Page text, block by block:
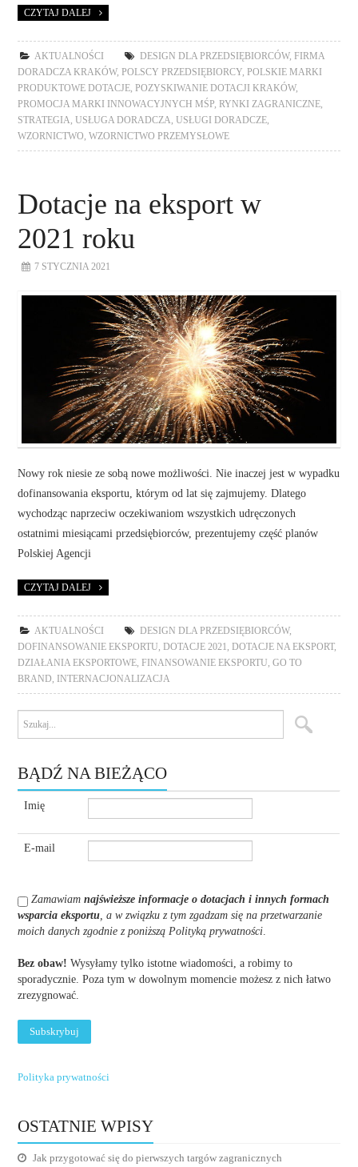
CZYTAJ DALEJ
AKTUALNOŚCI DESIGN DLA PRZEDSIĘBIORCÓW, FIRMA
DORADCZA KRAKÓW, POLSCY PRZEDSIĘBIORCY
POLSKIE MARKI
PRODUKTOWE DOTACJE
POZYSKIWANIE DOTACJI KRAKÓW,
PROMOCJA MARKI INNOWACYJNYCH MŚP
RYNKI ZAGRANICZNE
STRATEGIA
USŁUGA DORADCZA USŁUGI DORADCZE
WZORNICTWO
WZORNICTWO PRZEMYSŁOWE
Dotacje na eksport w
2021 roku
7 STYCZNIA 2021
Nowy rok niesie ze sobą nowe możliwości. Nie inaczej jest w wypadku
dofinansowania eksportu, którym od lat się zajmujemy. Dlatego
wychodząc naprzeciw oczekiwaniom wszystkich udręczonych
ostatnimi miesiącami przedsiębiorców, prezentujemy część planów
Polskiej Agencji
CZYTAJ DALEJ
AKTUALNOŚCI DESIGN DLA PRZEDSIĘBIORCÓW,
DOFINANSOWANIE EKSPORTU ,DOTACJE 2021 ,DOTACJE NA EKSPORT,
DZIAŁANIA EKSPORTOWE ,FINANSOWANIE EKSPORTU ,GO TO
BRAND
INTERNACJONALIZACJA
BĄDŹ NA BIEŻĄCO
Imię
E-mail
Zamawiamnajświeższe informacje o dotacjach i innych formach
wsparcia eksportu , a w związku z tym zgadzam się na przetwarzanie
moich danych zgodnie z poniższą Polityką prywatności
Bez obaw! Wysyłamy tylko istotne wiadomości, a robimy to
sporadycznie. Poza tym w dowolnym momencie możesz z nich łatwo
zrezygnować.
Polityka prywatności
OSTATNIE WPISY
Jak przygotować się do pierwszych targów zagranicznych